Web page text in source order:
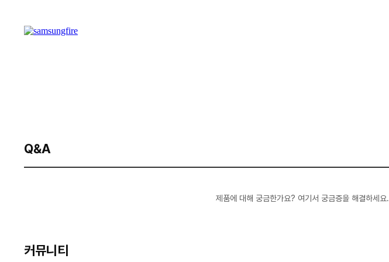
Q&A
제품에 대해 궁금한가요? 여기서 궁금증을 해결하세요.
커뮤니티